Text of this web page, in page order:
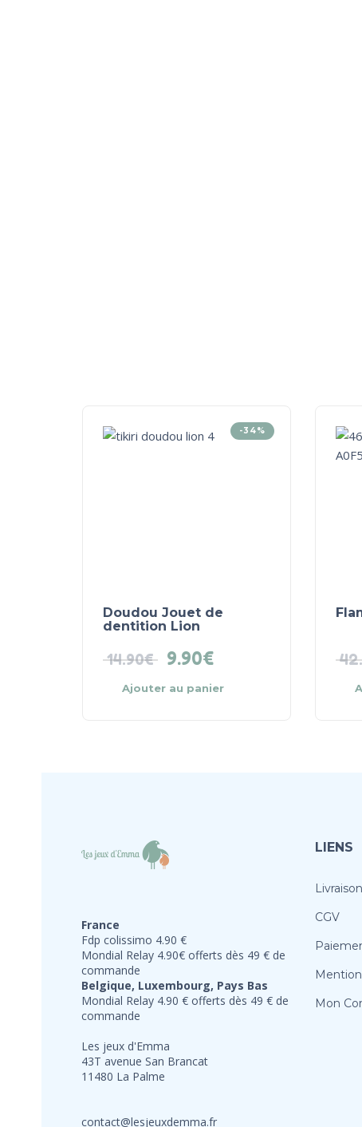
-34%
Doudou Jouet de
dentition Lion
14.90€ 9.90€
Ajouter au panier
France
Fdp colissimo 4.90 €
Mondial Relay 4.90€ offerts dès 49 € de
commande
Belgique, Luxembourg, Pays Bas
Mondial Relay 4.90 € offerts dès 49 € de
commande
Les jeux d'Emma
43T avenue San Brancat
11480 La Palme
contact@lesjeuxdemma.fr
LIENS
CGV
Mon